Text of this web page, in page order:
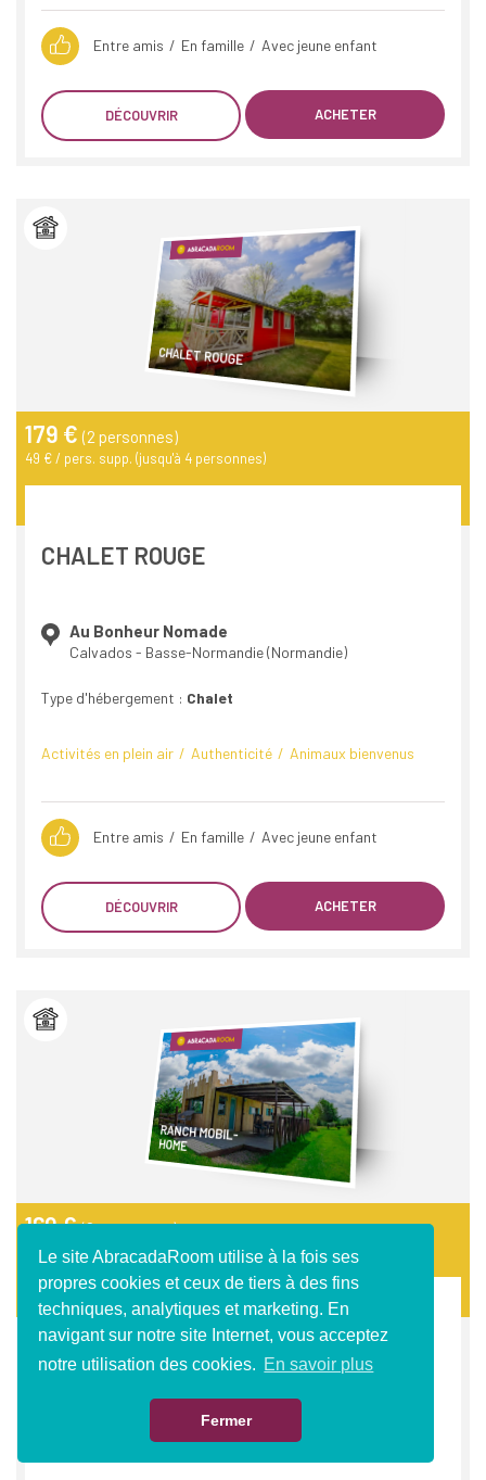
Le site AbracadaRoom utilise à la fois ses
propres cookies et ceux de tiers à des fins
techniques, analytiques et marketing. En
navigant sur notre site Internet, vous acceptez
notre utilisation des cookies. En savoir plus
Fermer
Entre amis En famille Avec jeune enfant
DÉCOUVRIR ACHETER
CHALET ROUGE
179 € (2 personnes)
49 € / pers. supp. (jusqu'à 4 personnes)
CHALET ROUGE
Au Bonheur Nomade
Calvados - Basse-Normandie (Normandie)
Type d'hébergement : Chalet
Activités en plein air Authenticité Animaux bienvenus
Entre amis En famille Avec jeune enfant
DÉCOUVRIR ACHETER
RANCH MOBIL-
HOME
169 €(2 personnes)
49 € / pers. supp. (jusqu'à 6 personnes)
RANCH MOBIL-HOME
Au Bonheur Nomade
Calvados - Basse-Normandie (Normandie)